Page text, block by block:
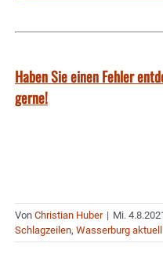
Haben Sie einen Fehler
gerne!
Von Christian Huber | Mi.
Schlagzeilen, Wasserburg aktuell